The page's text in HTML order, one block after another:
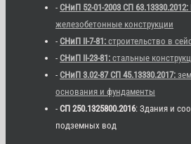
- СНиП 52-01-2003 СП 63.13330.2012:
железобетонные конструкции
- СНиП II-7-81: строительство в
- СНиП II-23-81: стальные
- СНиП 3.02-87 СП 45.13330.2017:
основания и фундаменты
- СП 250.1325800.2016: Здания и
подземных вод